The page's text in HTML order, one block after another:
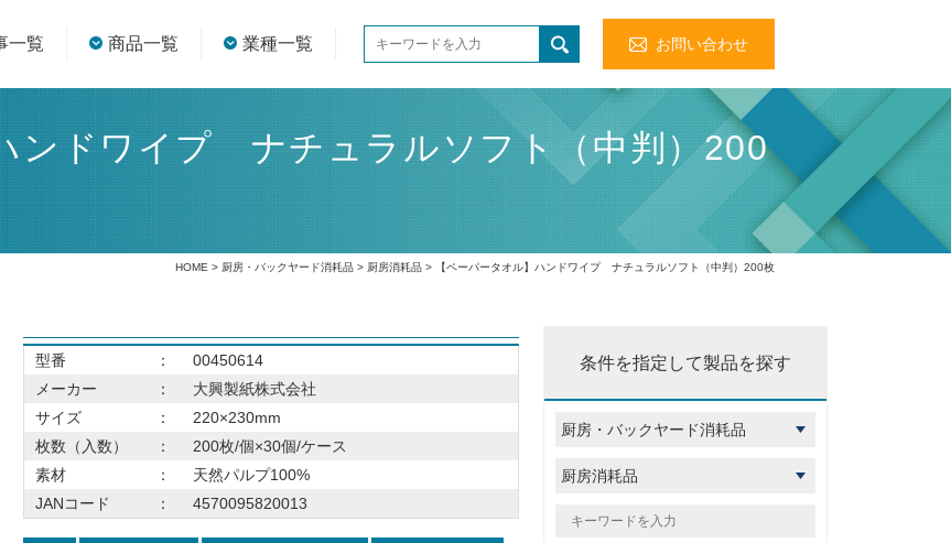
一覧 商品一覧 業種一覧 お問い合わせ
ンドワイプ ナチュラルソフト（中判）200
HOME > 厨房・バックヤード消耗品 > 厨房消耗品 > 【ペーパータオル】ハンドワイプ ナチュラルソフト（中判）200枚
型番 ：
00450614
メーカー
：
大興製紙株式会社
サイズ
：
220×230mm
枚数（入数）
：
200枚/個×30個/ケース
素材
：
天然パルプ100%
JANコード
： 4570095820013
条件を指定して製品を探す